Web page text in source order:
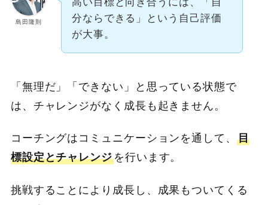
島田隆則
分ならできる」という自己評価
が大事。
「無理だ」「できない」と思っている状態で
は、チャレンジがなく成長も起きません。
コーチングはコミュニケーションを通して、 目
標設定とチャレンジを行います。
挑戦することにより成長し、成果もついてくる